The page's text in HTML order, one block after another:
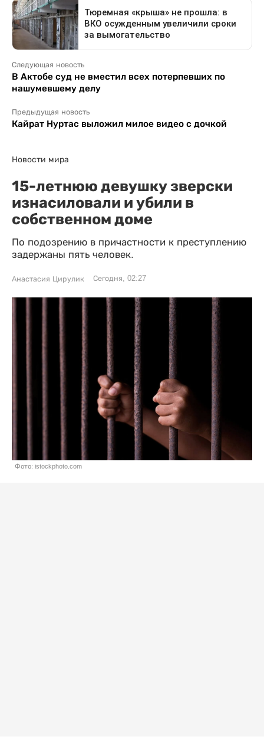
Следующая новость
В Актобе суд не вместил всех потерпевших по
нашумевшему делу
Предыдущая новость
Кайрат Нуртас выложил милое видео с дочкой
Новости мира
15-летнюю девушку зверски
изнасиловали и убили в
собственном доме
По подозрению в причастности к преступлению
задержаны пять человек.
Анастасия Цирулик Сегодня, 02:27
Фото: istockphoto.com